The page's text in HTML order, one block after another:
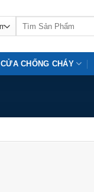
CỬA CHỐNG CHÁY